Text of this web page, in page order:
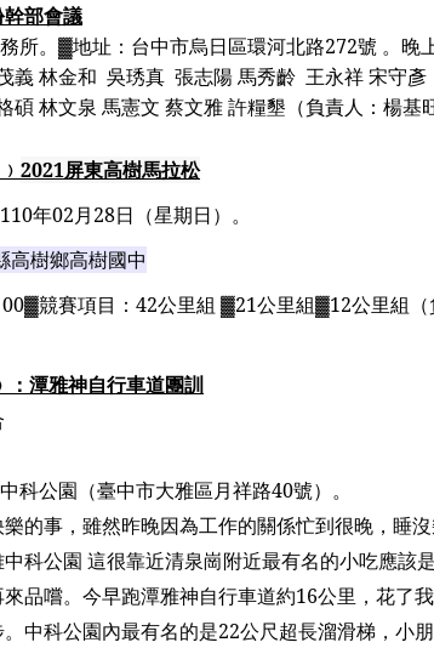
幹部會議
所。▓地址：台中市烏日區環河北路272號 。晚
義 林金和 吳琇真 張志陽 馬秀齡 王永祥 宋守彥
碩 林文泉 馬憲文 蔡文雅 許糧墾（負責人：楊基
2021屏東高樹馬拉松
110年02月28日 （星期日）。
高樹鄉高樹國中
00▓競賽項目： 42公里組 ▓21公里組▓12公里組
：潭雅神自行車道團訓
科公園（臺中市大雅區月祥路40號）。
的事，雖然昨晚因為工作的關係忙到很晚，睡
科公園 這很靠近清泉崗附近最有名的小吃應
品嚐。今早跑潭雅神自行車道約16公里，花了
中科公園內最有名的是22公尺超長溜滑梯，小